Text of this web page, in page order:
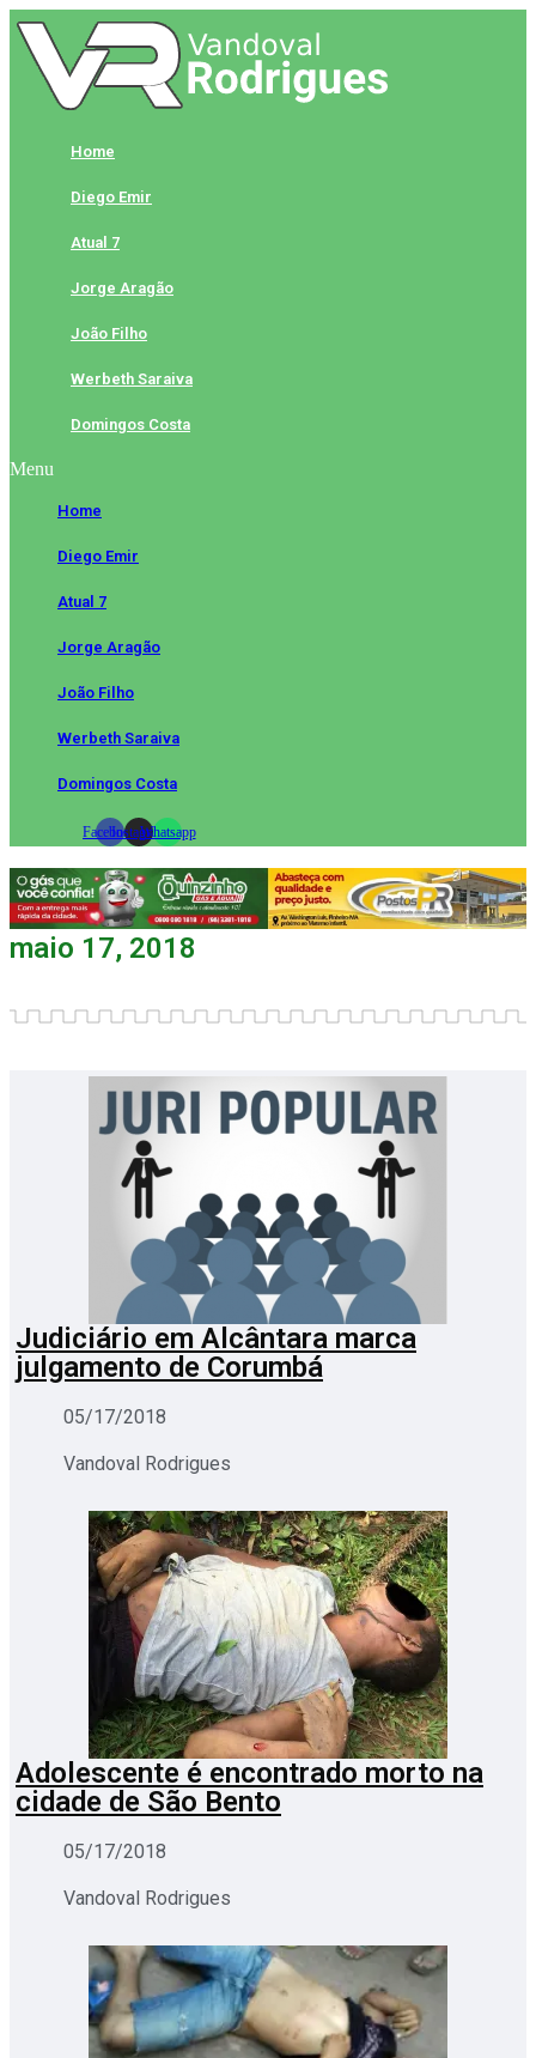
Skip
to
content
Home
Diego Emir
Atual 7
Jorge Aragão
João Filho
Werbeth Saraiva
Domingos Costa
Menu
Home
Diego Emir
Atual 7
Jorge Aragão
João Filho
Werbeth Saraiva
Domingos Costa
FacebookInstagramWhatsapp
maio 17, 2018
Judiciário em Alcântara marca
julgamento de Corumbá
05/17/2018
Vandoval Rodrigues
Adolescente é encontrado morto na
cidade de São Bento
05/17/2018
Vandoval Rodrigues